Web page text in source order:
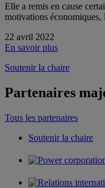
Elle a remis en cause
motivations économiques,
22 avril 2022
En savoir plus
Soutenir la chaire
Partenaires
Tous les partenaires
Soutenir la chaire